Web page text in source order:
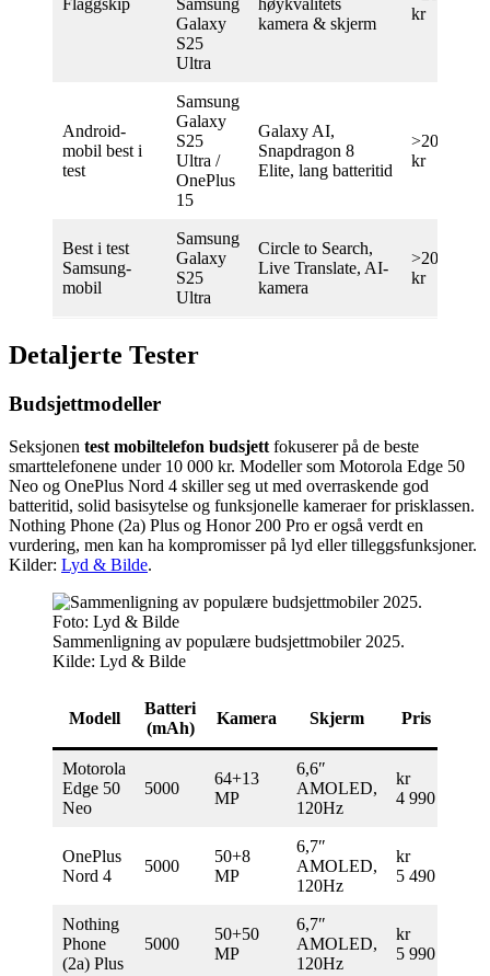
Flaggskip
Samsung
Galaxy
S25
Ultra
høykvalitets
kamera & skjerm
kr
Android-
mobil best i
test
Samsung
Galaxy
S25
Ultra /
OnePlus
15
Galaxy AI,
Snapdragon 8
Elite, lang batteritid
>20 000
kr
Best i test
Samsung-
mobil
Samsung
Galaxy
S25
Ultra
Circle to Search,
Live Translate, AI-
kamera
>20 000
kr
Detaljerte Tester
Budsjettmodeller
Seksjonen test mobiltelefon budsjett fokuserer på de beste
smarttelefonene under 10 000 kr. Modeller som Motorola Edge 50
Neo og OnePlus Nord 4 skiller seg ut med overraskende god
batteritid, solid basisytelse og funksjonelle kameraer for prisklassen.
Nothing Phone (2a) Plus og Honor 200 Pro er også verdt en
vurdering, men kan ha kompromisser på lyd eller tilleggsfunksjoner.
Kilder: Lyd & Bilde.
Sammenligning av populære budsjettmobiler 2025.
Kilde: Lyd & Bilde
Modell
Batteri
(mAh)
Kamera Skjerm Pris
Motorola
Edge 50
Neo
5000
64+13
MP
6,6″
AMOLED,
120Hz
kr
4 990
OnePlus
Nord 4
5000
50+8
MP
6,7″
AMOLED,
120Hz
kr
5 490
Nothing
Phone
(2a) Plus
5000
50+50
MP
6,7″
AMOLED,
120Hz
kr
5 990